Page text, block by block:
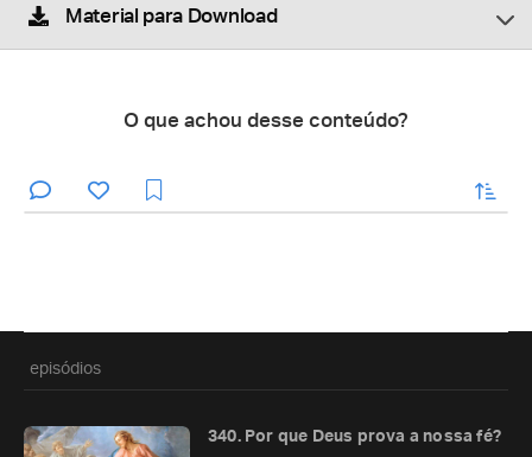
Material para Download
O que achou desse conteúdo?
enviar
episódios
340. Por que Deus prova a nossa fé?